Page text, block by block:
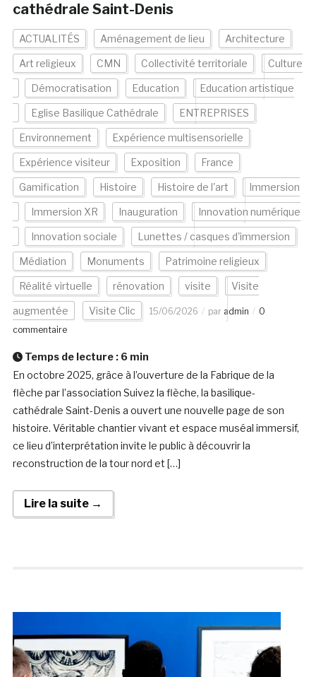
cathédrale Saint-Denis
ACTUALITÉS Aménagement de lieu Architecture
Art religieux CMN Collectivité territoriale Culture
Démocratisation Education Education artistique
Eglise Basilique Cathédrale ENTREPRISES
Environnement Expérience multisensorielle
Expérience visiteur Exposition France
Gamification Histoire Histoire de l'art Immersion
Immersion XR Inauguration Innovation numérique
Innovation sociale Lunettes / casques d'immersion
Médiation Monuments Patrimoine religieux
Réalité virtuelle rénovation visite Visite
augmentée Visite Clic 15/06/2026 par admin
0
commentaire
Temps de lecture : 6 min
En octobre 2025, grâce à l’ouverture de la Fabrique de la
flèche par l’association Suivez la flèche, la basilique-
cathédrale Saint-Denis a ouvert une nouvelle page de son
histoire. Véritable chantier vivant et espace muséal immersif,
ce lieu d’interprétation invite le public à découvrir la
reconstruction de la tour nord et […]
Lire la suite →